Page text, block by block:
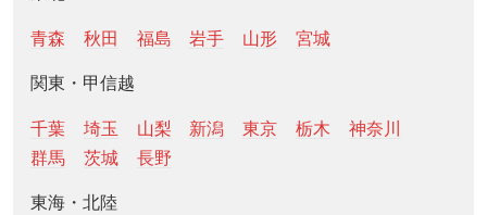
青森 秋田 福島 岩手 山形 宮城
関東・甲信越
千葉 埼玉 山梨 新潟 東京 栃木
神奈川
群馬
茨城 長野
東海・北陸